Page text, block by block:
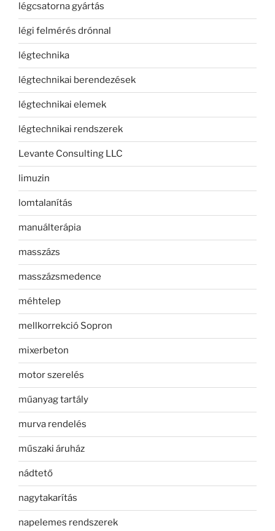
légcsatorna gyártás
légi felmérés drónnal
légtechnika
légtechnikai berendezések
légtechnikai elemek
légtechnikai rendszerek
Levante Consulting LLC
limuzin
lomtalanítás
manuálterápia
masszázs
masszázsmedence
méhtelep
mellkorrekció Sopron
mixerbeton
motor szerelés
műanyag tartály
murva rendelés
műszaki áruház
nádtető
nagytakarítás
napelemes rendszerek